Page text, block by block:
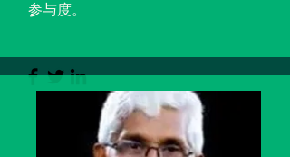
参与度。